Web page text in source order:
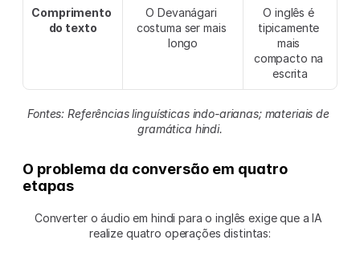
Comprimento
do texto
O Devanágari
costuma ser mais
longo
O inglês é
tipicamente
mais
compacto na
escrita
Fontes: Referências linguísticas indo-arianas; materiais de
gramática hindi.
O problema da conversão em quatro
etapas
Converter o áudio em hindi para o inglês exige que a IA
realize quatro operações distintas: